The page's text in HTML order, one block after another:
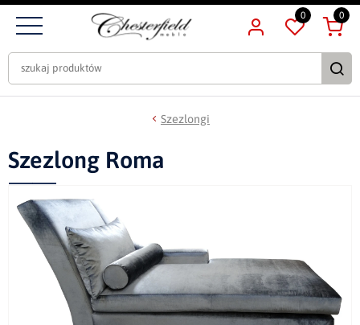
0 0
Szezlongi
Szezlong Roma